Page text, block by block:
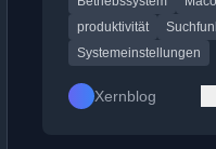
produktivität
Systemeinstellungen
Xernblog